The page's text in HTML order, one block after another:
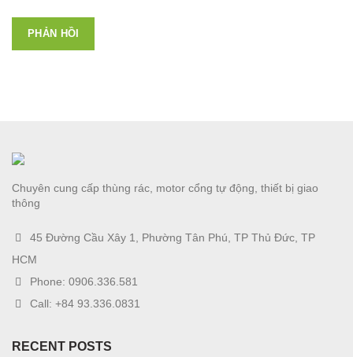
Chuyên cung cấp thùng rác, motor cổng tự động, thiết bị giao
thông
45 Đường Cầu Xây 1, Phường Tân Phú, TP Thủ Đức, TP
HCM
Phone: 0906.336.581
Call: +84 93.336.0831
RECENT POSTS